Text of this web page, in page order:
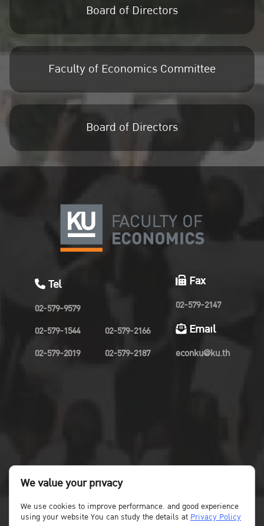
Board of Directors
Faculty of Economics Committee
Board of Directors
Tel
02-579-9579
02-579-1544
02-579-2019
02-579-2166
02-579-2187
Fax
02-579-2147
Email
econku@ku.th
We value your privacy
We use cookies to improve performance. and good experience
using your website You can study the details atPrivacy Policy